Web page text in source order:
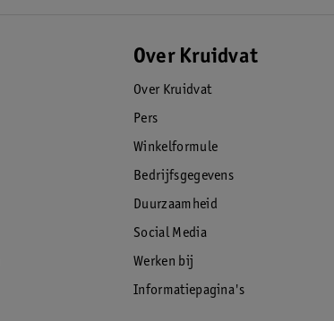
Over Kruidvat
Over Kruidvat
Pers
Winkelformule
Bedrijfsgegevens
Duurzaamheid
Social Media
Werken bij
Informatiepagina's